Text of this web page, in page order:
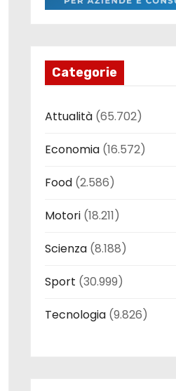
Categorie
Attualità (65.702)
Economia (16.572)
Food (2.586)
Motori (18.211)
Scienza (8.188)
Sport (30.999)
Tecnologia (9.826)